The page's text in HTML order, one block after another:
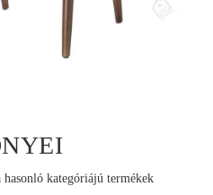
kategóriájú termékek